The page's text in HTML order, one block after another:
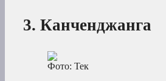
3. Канченджанга
Фото: Тек